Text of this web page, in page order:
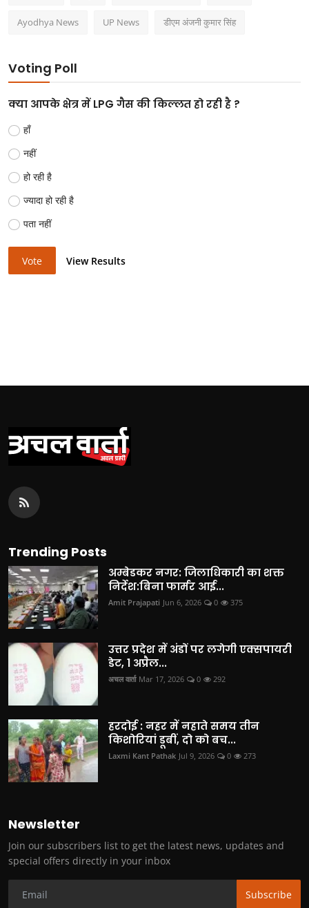
Ayodhya News UP News डीएम अंजनी कुमार सिंह
Voting Poll
क्या आपके क्षेत्र में LPG गैस की किल्लत हो रही है ?
हाँ
नहीं
हो रही है
ज्यादा हो रही है
पता नहीं
Vote View Results
Trending Posts
अम्बेडकर नगर: जिलाधिकारी का शक्त
निर्देश:बिना फार्मर आई...
Amit Prajapati Jun 6, 2026 0 375
उत्तर प्रदेश में अंडों पर लगेगी एक्सपायरी
डेट, 1 अप्रैल...
अचल वार्ता Mar 17, 2026 0 292
हरदोई : नहर में नहाते समय तीन
किशोरियां डूबीं, दो को बच...
Laxmi Kant Pathak Jul 9, 2026 0 273
Newsletter
Join our subscribers list to get the latest news, updates and
special offers directly in your inbox
Subscribe